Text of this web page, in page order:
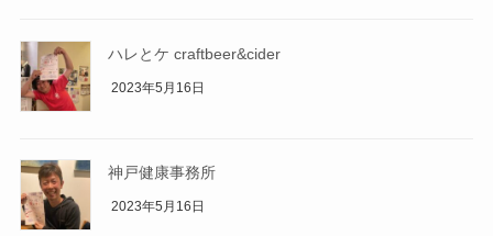
ハレとケ craftbeer&cider
2023年5月16日
神戸健康事務所
2023年5月16日